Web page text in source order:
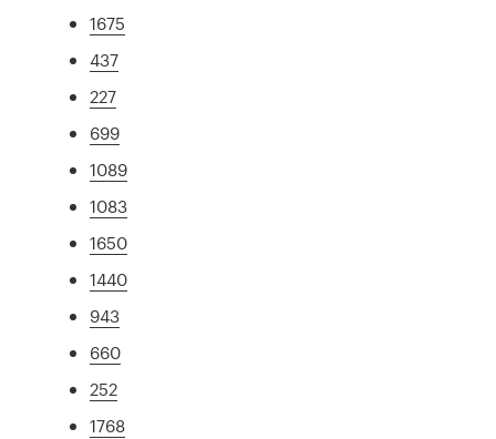
1675
437
227
699
1089
1083
1650
1440
943
660
252
1768